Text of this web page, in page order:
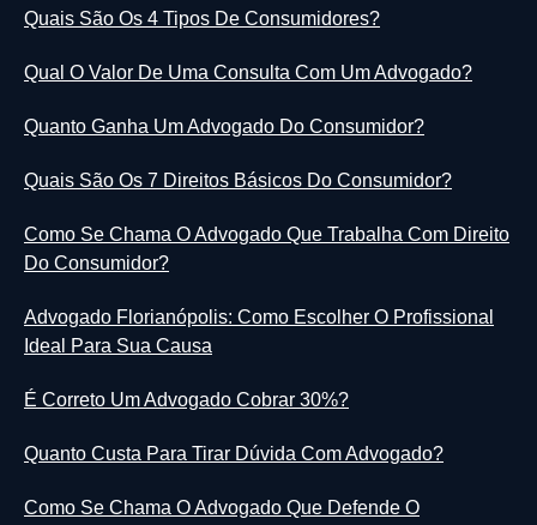
Quais São Os 4 Tipos De Consumidores?
Qual O Valor De Uma Consulta Com Um Advogado?
Quanto Ganha Um Advogado Do Consumidor?
Quais São Os 7 Direitos Básicos Do Consumidor?
Como Se Chama O Advogado Que Trabalha Com Direito
Do Consumidor?
Advogado Florianópolis: Como Escolher O Profissional
Ideal Para Sua Causa
É Correto Um Advogado Cobrar 30%?
Quanto Custa Para Tirar Dúvida Com Advogado?
Como Se Chama O Advogado Que Defende O